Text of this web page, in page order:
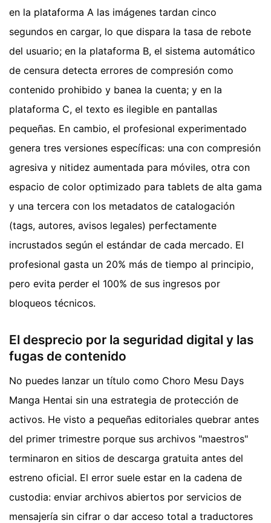
en la plataforma A las imágenes tardan cinco
segundos en cargar, lo que dispara la tasa de rebote
del usuario; en la plataforma B, el sistema automático
de censura detecta errores de compresión como
contenido prohibido y banea la cuenta; y en la
plataforma C, el texto es ilegible en pantallas
pequeñas. En cambio, el profesional experimentado
genera tres versiones específicas: una con compresión
agresiva y nitidez aumentada para móviles, otra con
espacio de color optimizado para tablets de alta gama
y una tercera con los metadatos de catalogación
(tags, autores, avisos legales) perfectamente
incrustados según el estándar de cada mercado. El
profesional gasta un 20% más de tiempo al principio,
pero evita perder el 100% de sus ingresos por
bloqueos técnicos.
El desprecio por la seguridad digital y las
fugas de contenido
No puedes lanzar un título como Choro Mesu Days
Manga Hentai sin una estrategia de protección de
activos. He visto a pequeñas editoriales quebrar antes
del primer trimestre porque sus archivos "maestros"
terminaron en sitios de descarga gratuita antes del
estreno oficial. El error suele estar en la cadena de
custodia: enviar archivos abiertos por servicios de
mensajería sin cifrar o dar acceso total a traductores